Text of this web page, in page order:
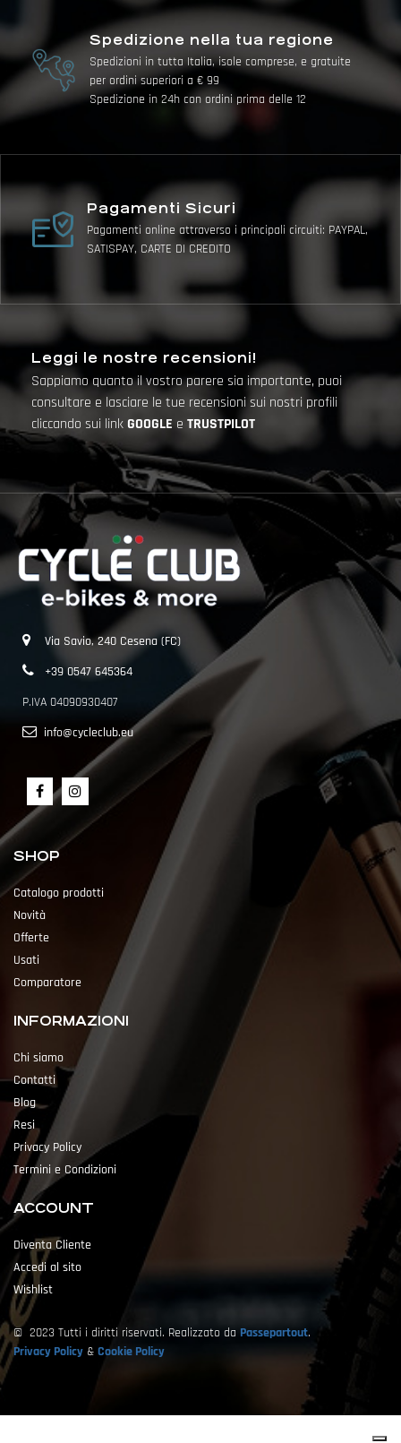
Spedizione nella tua regione
Spedizioni in tutta Italia, isole comprese, e gratuite
per ordini superiori a € 99
Spedizione in 24h con ordini prima delle 12
Pagamenti Sicuri
Pagamenti online attraverso i principali circuiti: PAYPAL,
SATISPAY, CARTE DI CREDITO
Leggi le nostre recensioni!
Sappiamo quanto il vostro parere sia importante, puoi
consultare e lasciare le tue recensioni sui nostri profili
cliccando sui linkGOOGLE e TRUSTPILOT
Via Savio, 240 Cesena (FC)
+39 0547 645364
P.IVA 04090930407
info@cycleclub.eu
SHOP
Catalogo prodotti
Novità
Offerte
Usati
Comparatore
INFORMAZIONI
Chi siamo
Contatti
Blog
Resi
Privacy Policy
Termini e Condizioni
ACCOUNT
Diventa Cliente
Accedi al sito
Wishlist
© 2023 Tutti i diritti riservati. Realizzato da Passepartout.
Privacy Policy & Cookie Policy